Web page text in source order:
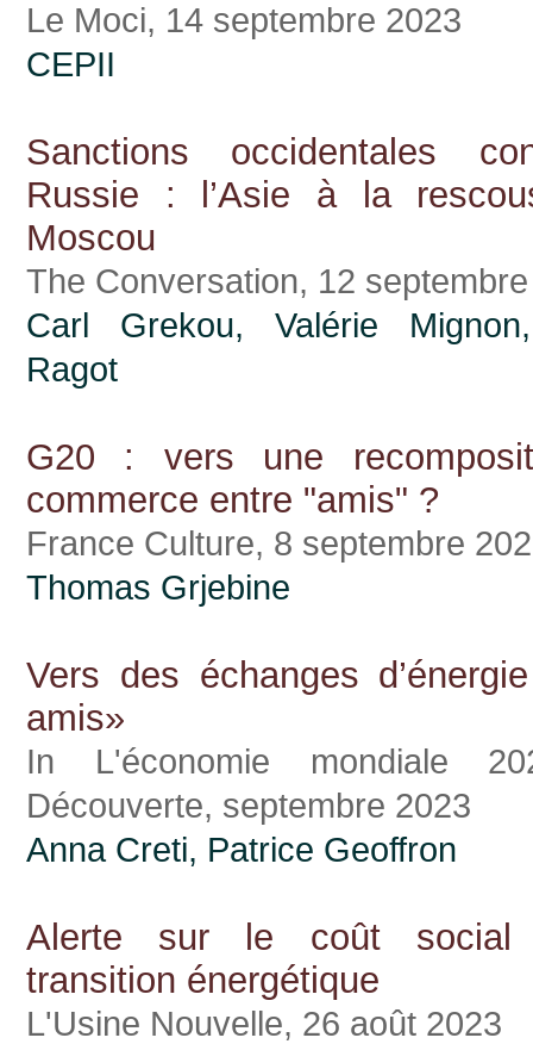
Le Moci, 14 septembre 2023
CEPII
Sanctions occidentales
Russie : l’Asie à la
Moscou
The Conversation, 12
Carl Grekou, Valérie Mignon
Ragot
G20 : vers une
commerce entre "amis" ?
France Culture, 8 septembre
Thomas Grjebine
Vers des échanges
amis»
In L'économie mondiale
Découverte, septembre 2023
Anna Creti, Patrice Geoffron
Alerte sur le coût
transition énergétique
L'Usine Nouvelle, 26 août 2023